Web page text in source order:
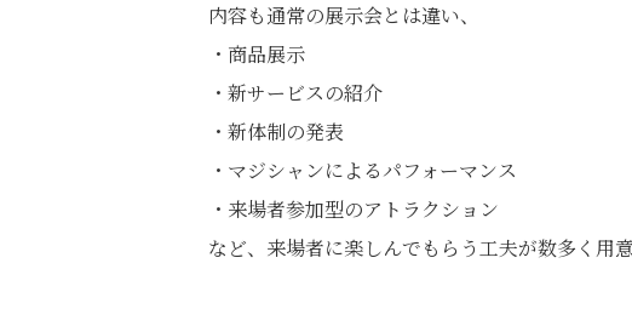
内容も通常の展示会とは違い、
・商品展示
・新サービスの紹介
・新体制の発表
・マジシャンによるパフォーマンス
・来場者参加型のアトラクション
など、来場者に楽しんでもらう工夫が数多く用